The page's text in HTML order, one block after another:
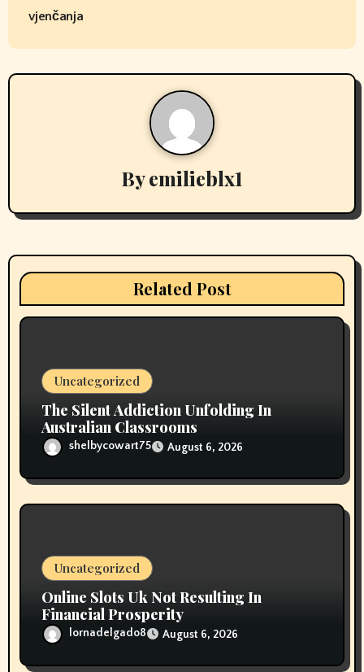
n
a
a
t
o
vjenčanja
Byemilieblx1
Related Post
Uncategorized
The Silent Addiction Unfolding In
Australian Classrooms
shelbycowart75 August 6, 2026
Uncategorized
Online Slots Uk Not Resulting In
Financial Prosperity
lornadelgado8 August 6, 2026